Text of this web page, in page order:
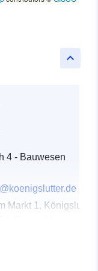
keyboard_arrow_up
4 - Bauwesen
Markt 1, Königslutter